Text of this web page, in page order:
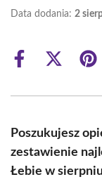
Data dodania: 2
Share
Share
(Twitter)
Poszukujesz
zestawienie
Łebie w